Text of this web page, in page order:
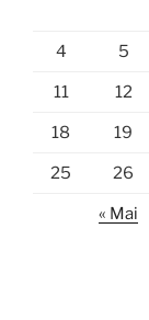
4 5
11 12
18 19
25 26
« Mai